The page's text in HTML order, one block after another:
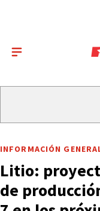
INFORMACIÓN
Litio:
de